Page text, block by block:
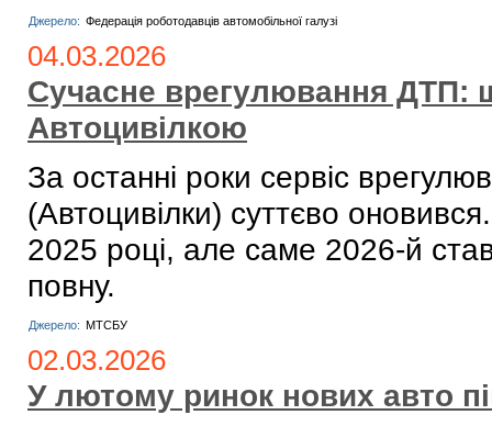
Джерело: Федерація роботодавців автомобільної галузі
04.03.2026
Сучасне врегулювання ДТП:
Автоцивілкою
За останні роки сервіс
(Автоцивілки) суттєво
2025 році, але саме 2026-й
повну.
Джерело: МТСБУ
02.03.2026
У лютому ринок нових авто